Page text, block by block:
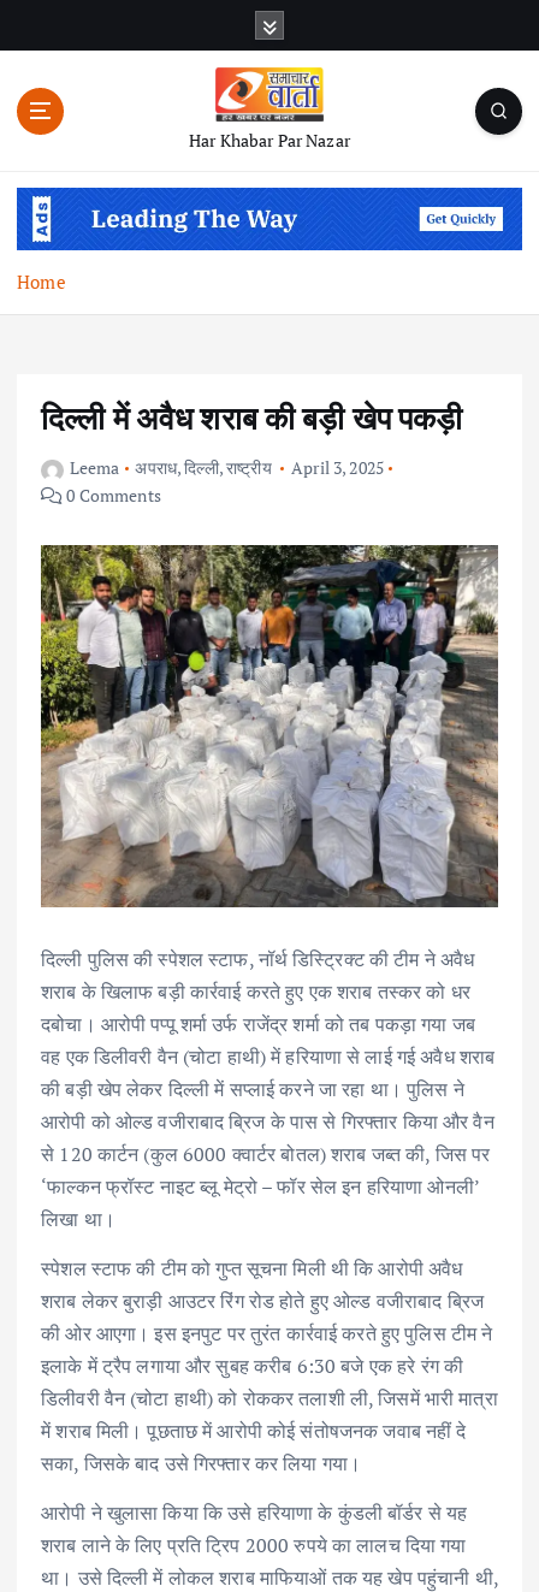
n
Har Khabar Par Nazar
Home
दिल्ली में अवैध शराब की बड़ी खेप पकड़ी
Leema अपराध,दिल्ली,राष्ट्रीय
April 3, 2025
0 Comments
दिल्ली पुलिस की स्पेशल स्टाफ, नॉर्थ डिस्ट्रिक्ट की टीम ने अवैध
शराब के खिलाफ बड़ी कार्रवाई करते हुए एक शराब तस्कर को धर
दबोचा। आरोपी पप्पू शर्मा उर्फ राजेंद्र शर्मा को तब पकड़ा गया जब
वह एक डिलीवरी वैन (चोटा हाथी) में हरियाणा से लाई गई अवैध शराब
की बड़ी खेप लेकर दिल्ली में सप्लाई करने जा रहा था। पुलिस ने
आरोपी को ओल्ड वजीराबाद ब्रिज के पास से गिरफ्तार किया और वैन
से 120 कार्टन (कुल 6000 क्वार्टर बोतल) शराब जब्त की, जिस पर
‘फाल्कन फ्रॉस्ट नाइट ब्लू मेट्रो – फॉर सेल इन हरियाणा ओनली’
लिखा था।
स्पेशल स्टाफ की टीम को गुप्त सूचना मिली थी कि आरोपी अवैध
शराब लेकर बुराड़ी आउटर रिंग रोड होते हुए ओल्ड वजीराबाद ब्रिज
की ओर आएगा। इस इनपुट पर तुरंत कार्रवाई करते हुए पुलिस टीम ने
इलाके में ट्रैप लगाया और सुबह करीब 6:30 बजे एक हरे रंग की
डिलीवरी वैन (चोटा हाथी) को रोककर तलाशी ली, जिसमें भारी मात्रा
में शराब मिली। पूछताछ में आरोपी कोई संतोषजनक जवाब नहीं दे
सका, जिसके बाद उसे गिरफ्तार कर लिया गया।
आरोपी ने खुलासा किया कि उसे हरियाणा के कुंडली बॉर्डर से यह
शराब लाने के लिए प्रति ट्रिप 2000 रुपये का लालच दिया गया
था। उसे दिल्ली में लोकल शराब माफियाओं तक यह खेप पहुंचानी थी,